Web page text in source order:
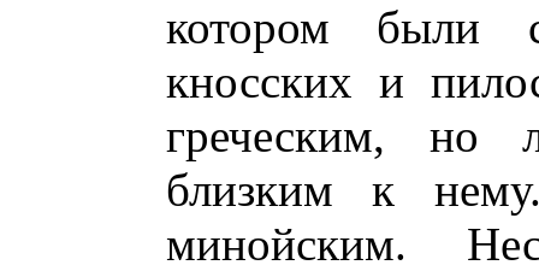
котором были
кносских и
греческим, но
близким к
минойским.